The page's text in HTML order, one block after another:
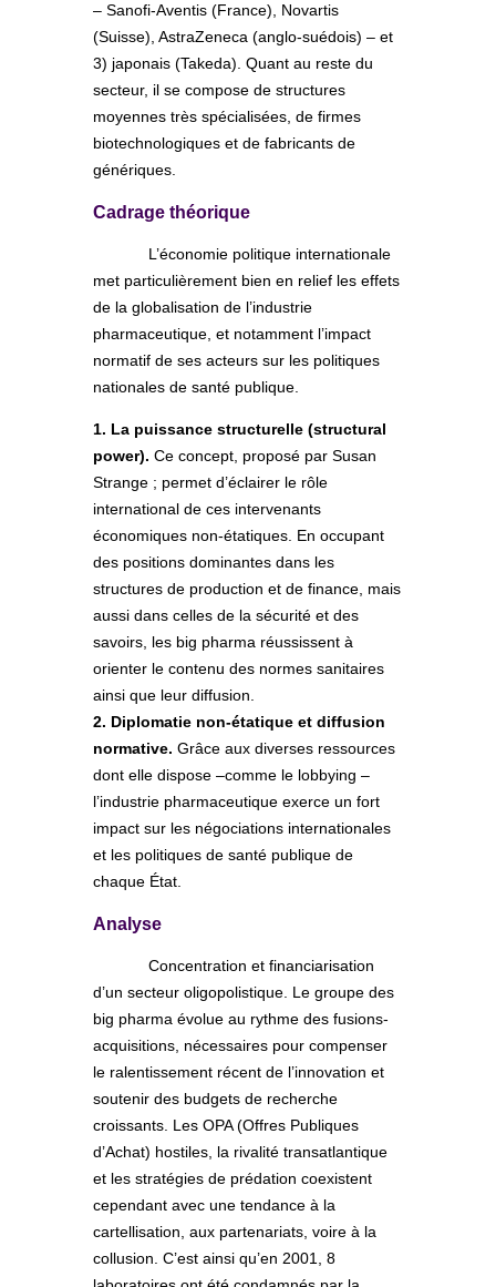
– Sanofi-Aventis (France), Novartis
(Suisse), AstraZeneca (anglo-suédois) – et
3) japonais (Takeda). Quant au reste du
secteur, il se compose de structures
moyennes très spécialisées, de firmes
biotechnologiques et de fabricants de
génériques.
Cadrage théorique
L’économie politique internationale
met particulièrement bien en relief les effets
de la globalisation de l’industrie
pharmaceutique, et notamment l’impact
normatif de ses acteurs sur les politiques
nationales de santé publique.
1. La puissance structurelle (structural
power). Ce concept, proposé par Susan
Strange ; permet d’éclairer le rôle
international de ces intervenants
économiques non-étatiques. En occupant
des positions dominantes dans les
structures de production et de finance, mais
aussi dans celles de la sécurité et des
savoirs, les big pharma réussissent à
orienter le contenu des normes sanitaires
ainsi que leur diffusion.
2. Diplomatie non-étatique et diffusion
normative. Grâce aux diverses ressources
dont elle dispose –comme le lobbying –
l’industrie pharmaceutique exerce un fort
impact sur les négociations internationales
et les politiques de santé publique de
chaque État.
Analyse
Concentration et financiarisation
d’un secteur oligopolistique. Le groupe des
big pharma évolue au rythme des fusions-
acquisitions, nécessaires pour compenser
le ralentissement récent de l’innovation et
soutenir des budgets de recherche
croissants. Les OPA (Offres Publiques
d’Achat) hostiles, la rivalité transatlantique
et les stratégies de prédation coexistent
cependant avec une tendance à la
cartellisation, aux partenariats, voire à la
collusion. C’est ainsi qu’en 2001, 8